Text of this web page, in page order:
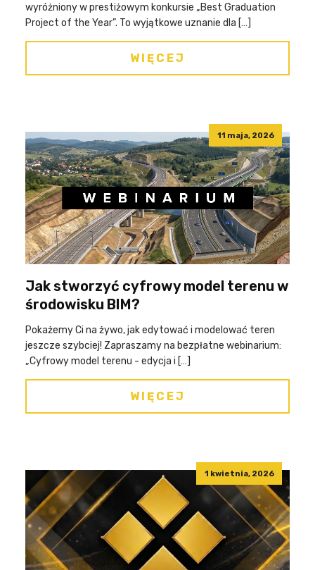
wyróżniony w prestiżowym konkursie „Best Graduation
Project of the Year”. To wyjątkowe uznanie dla […]
WIĘCEJ
11 maja, 2026
Jak stworzyć cyfrowy model terenu w
środowisku BIM?
Pokażemy Ci na żywo, jak edytować i modelować teren
jeszcze szybciej! Zapraszamy na bezpłatne webinarium:
„Cyfrowy model terenu - edycja i […]
WIĘCEJ
1 kwietnia, 2026